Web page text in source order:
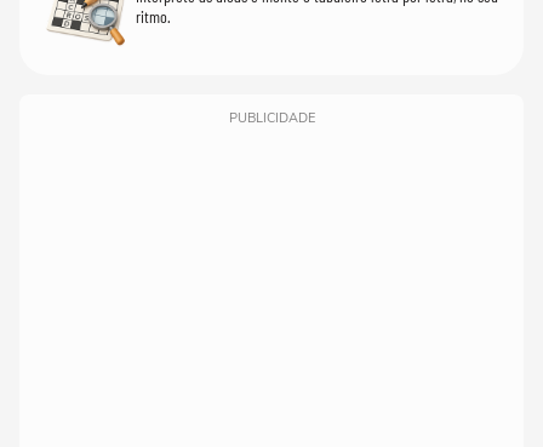
ritmo.
PUBLICIDADE